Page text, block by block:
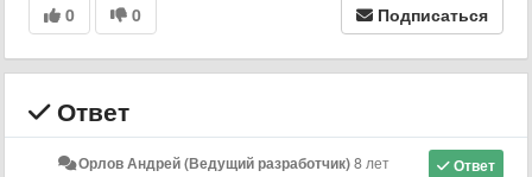
0 0 Подписаться
Ответ
Ответ
Орлов Андрей (Ведущий разработчик)8 лет